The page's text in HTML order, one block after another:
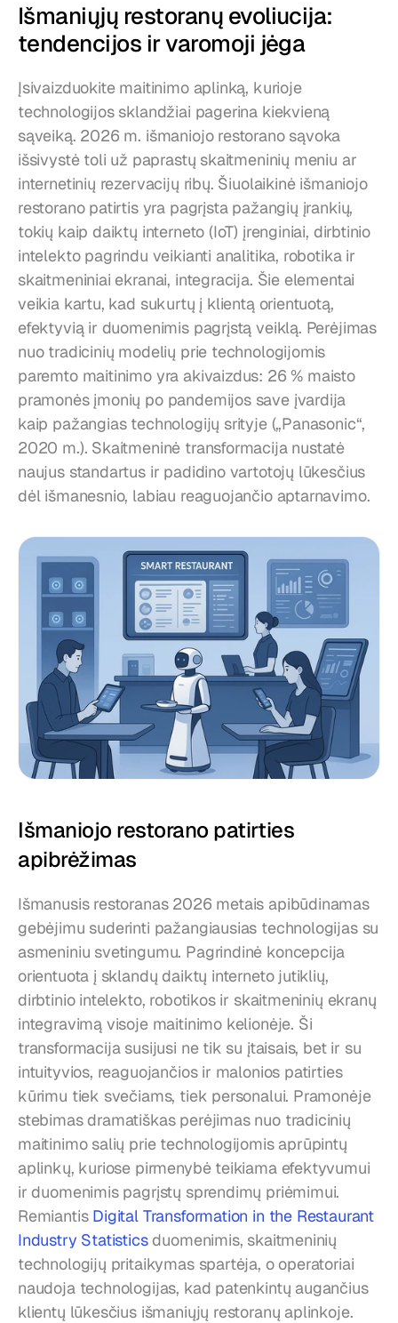
Išmaniųjų restoranų evoliucija:
tendencijos ir varomoji jėga
Įsivaizduokite maitinimo aplinką, kurioje
technologijos sklandžiai pagerina kiekvieną
sąveiką. 2026 m. išmaniojo restorano sąvoka
išsivystė toli už paprastų skaitmeninių meniu ar
internetinių rezervacijų ribų. Šiuolaikinė išmaniojo
restorano patirtis yra pagrįsta pažangių įrankių,
tokių kaip daiktų interneto (IoT) įrenginiai, dirbtinio
intelekto pagrindu veikianti analitika, robotika ir
skaitmeniniai ekranai, integracija. Šie elementai
veikia kartu, kad sukurtų į klientą orientuotą,
efektyvią ir duomenimis pagrįstą veiklą. Perėjimas
nuo tradicinių modelių prie technologijomis
paremto maitinimo yra akivaizdus: 26 % maisto
pramonės įmonių po pandemijos save įvardija
kaip pažangias technologijų srityje („Panasonic“,
2020 m.). Skaitmeninė transformacija nustatė
naujus standartus ir padidino vartotojų lūkesčius
dėl išmanesnio, labiau reaguojančio aptarnavimo.
Išmaniojo restorano patirties
apibrėžimas
Išmanusis restoranas 2026 metais apibūdinamas
gebėjimu suderinti pažangiausias technologijas su
asmeniniu svetingumu. Pagrindinė koncepcija
orientuota į sklandų daiktų interneto jutiklių,
dirbtinio intelekto, robotikos ir skaitmeninių ekranų
integravimą visoje maitinimo kelionėje. Ši
transformacija susijusi ne tik su įtaisais, bet ir su
intuityvios, reaguojančios ir malonios patirties
kūrimu tiek svečiams, tiek personalui. Pramonėje
stebimas dramatiškas perėjimas nuo tradicinių
maitinimo salių prie technologijomis aprūpintų
aplinkų, kuriose pirmenybė teikiama efektyvumui
ir duomenimis pagrįstų sprendimų priėmimui.
Remiantis Digital Transformation in the Restaurant
Industry Statistics duomenimis, skaitmeninių
technologijų pritaikymas spartėja, o operatoriai
naudoja technologijas, kad patenkintų augančius
klientų lūkesčius išmaniųjų restoranų aplinkoje.